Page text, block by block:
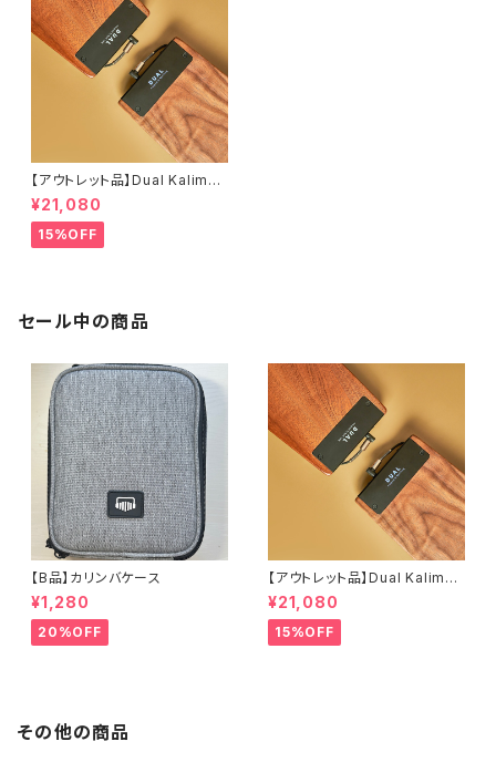
【アウトレット品】Dual Kalimba
Pro / D1 Pro / 17音【1年保証】
¥21,080
15%OFF
セール中の商品
【B品】カリンバケース
¥1,280
20%OFF
【アウトレット品】Dual Kalimba
Pro / D1 Pro / 17音【1年保証】
¥21,080
15%OFF
その他の商品